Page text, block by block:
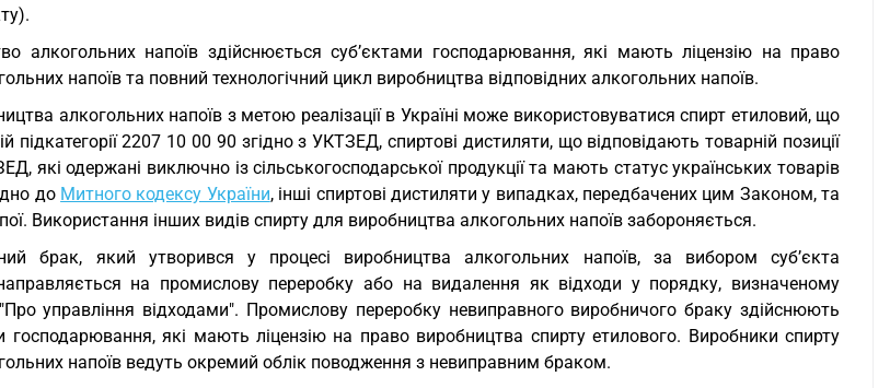
алкогольних напоїв здійснюється суб’єктами господарювання, які мають ліцензію на право
напоїв та повний технологічний цикл виробництва відповідних алкогольних напоїв.
алкогольних напоїв з метою реалізації в Україні може використовуватися спирт етиловий, що
підкатегорії2207 10 00 90 згідно з УКТЗЕД, спиртові дистиляти, що відповідають товарній позиції
які одержані виключно із сільськогосподарської продукції та мають статус українських товарів
до Митного кодексу України, інші спиртові дистиляти у випадках, передбачених цим Законом, та
Використання інших видів спирту для виробництва алкогольних напоїв забороняється.
брак, який утворився у процесі виробництва алкогольних напоїв, за вибором суб’єкта
на промислову переробку або на видалення як відходи у порядку, визначеному
"Про управління відходами". Промислову переробку невиправного виробничого браку здійснюють
господарювання, які мають ліцензію на право виробництва спирту етилового. Виробники спирту
напоїв ведуть окремий облік поводження з невиправним браком.